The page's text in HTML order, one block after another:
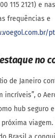
115 2121) e
frequências e
no
de Janeiro
incríveis”, o
hub seguro
viagem.